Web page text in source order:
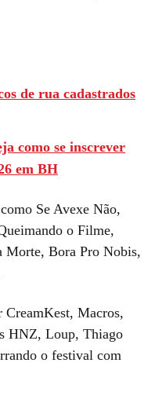
de rua cadastrados
como se inscrever
em BH
Se Avexe Não,
o Filme,
Morte, Bora Pro Nobis,
Macros,
HNZ, Loup, Thiago
o festival com